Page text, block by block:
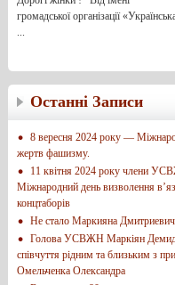
громадської організації
...
Останні Записи
8 вересня 2024 року —
жертв фашизму.
11 квітня 2024 року члени
Міжнародний день визволення
концтаборів
Не стало Маркияна
Голова УСВЖН Маркіян
співчуття рідним та близьким з
Омельченка Олександра